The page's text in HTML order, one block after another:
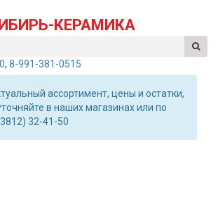
КЕРАМИКА
, 8-991-381-0515
ассортимент, цены и остатки,
в наших магазинах или по
32-41-50